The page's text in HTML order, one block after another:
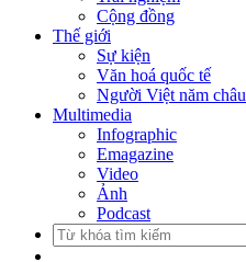
Cộng đồng
Thế giới
Sự kiện
Văn hoá quốc tế
Người Việt năm châu
Multimedia
Infographic
Emagazine
Video
Ảnh
Podcast